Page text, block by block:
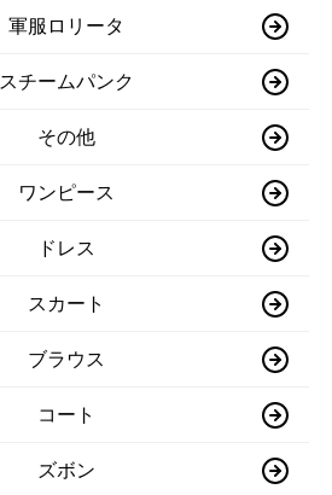
軍服ロリータ
スチームパンク
その他
ワンピース
ドレス
スカート
ブラウス
コート
ズボン